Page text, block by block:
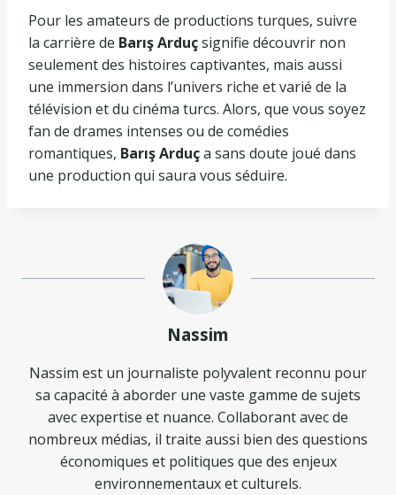
Pour les amateurs de productions turques, suivre
la carrière de Barış Arduçsignifie découvrir non
seulement des histoires captivantes, mais aussi
une immersion dans l’univers riche et varié de la
télévision et du cinéma turcs. Alors, que vous soyez
fan de drames intenses ou de comédies
romantiques, Barış Arduça sans doute joué dans
une production qui saura vous séduire.
Nassim
Nassim est un journaliste polyvalent reconnu pour
sa capacité à aborder une vaste gamme de sujets
avec expertise et nuance. Collaborant avec de
nombreux médias, il traite aussi bien des questions
économiques et politiques que des enjeux
environnementaux et culturels.